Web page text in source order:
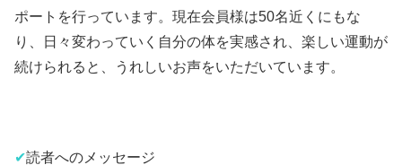
ポートを行っています。現在会員様は50名近くにもな
り、日々変わっていく自分の体を実感され、楽しい運動が
続けられると、うれしいお声をいただいています。
✔︎読者へのメッセージ